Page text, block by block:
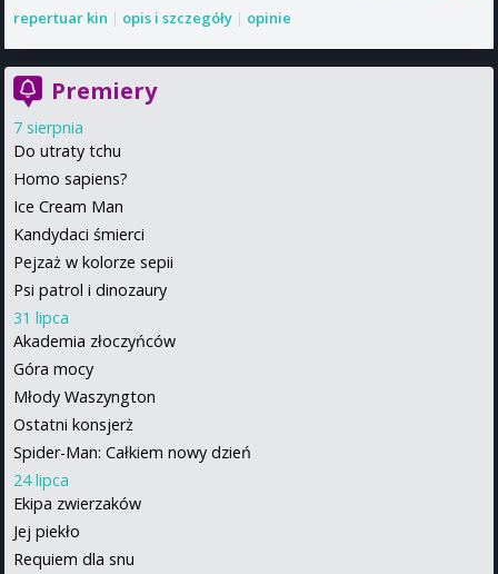
repertuar kin | opis i szczegóły | opinie
Premiery
7 sierpnia
Do utraty tchu
Homo sapiens?
Ice Cream Man
Kandydaci śmierci
Pejzaż w kolorze sepii
Psi patrol i dinozaury
31 lipca
Akademia złoczyńców
Góra mocy
Młody Waszyngton
Ostatni konsjerż
Spider-Man: Całkiem nowy dzień
24 lipca
Ekipa zwierzaków
Jej piekło
Requiem dla snu